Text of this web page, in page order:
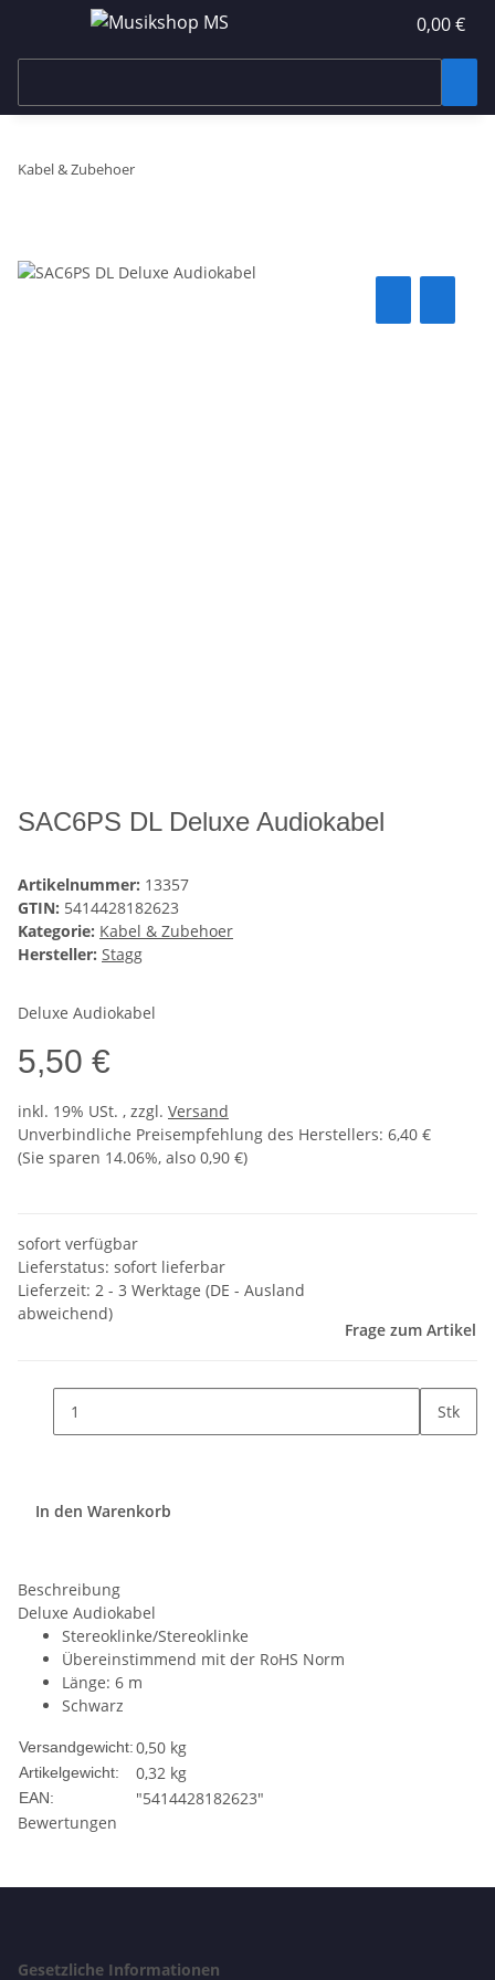
0,00 €
Kabel & Zubehoer
SAC6PS DL Deluxe Audiokabel
Artikelnummer: 13357
GTIN: 5414428182623
Kategorie: Kabel & Zubehoer
Hersteller: Stagg
Deluxe Audiokabel
5,50 €
inkl. 19% USt. , zzgl. Versand
Unverbindliche Preisempfehlung des Herstellers: 6,40 €
(Sie sparen 14.06%, also 0,90 €)
sofort verfügbar
Lieferstatus: sofort lieferbar
Lieferzeit: 2 - 3 Werktage (DE - Ausland
abweichend)
Frage zum Artikel
Stk
In den Warenkorb
Beschreibung
Deluxe Audiokabel
Stereoklinke/Stereoklinke
Übereinstimmend mit der RoHS Norm
Länge: 6 m
Schwarz
Versandgewicht:0,50 kg
Artikelgewicht: 0,32 kg
EAN:
"5414428182623"
Bewertungen
Gesetzliche Informationen